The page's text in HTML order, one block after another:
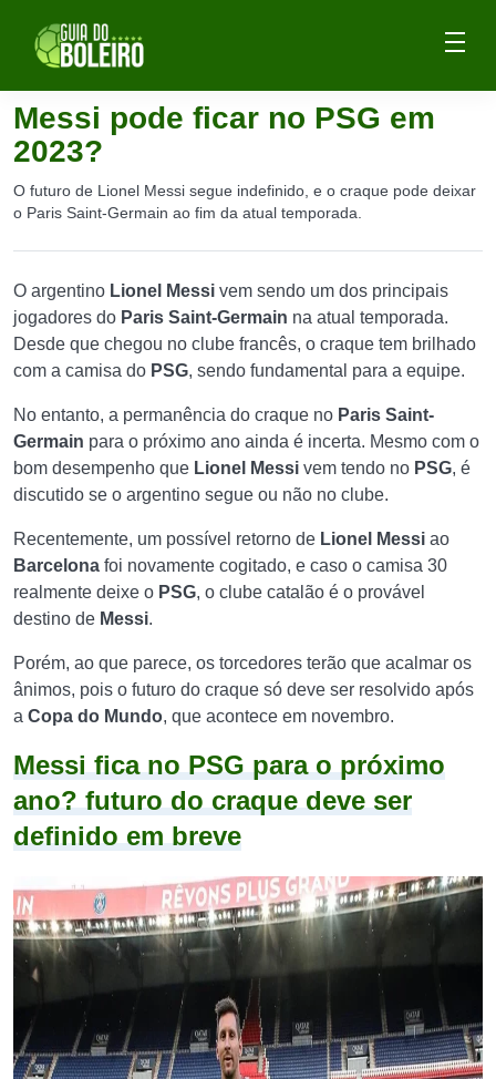
Messi pode ficar no PSG em
2023?
O futuro de Lionel Messi segue indefinido, e o craque pode deixar
o Paris Saint-Germain ao fim da atual temporada.
O argentino Lionel Messi vem sendo um dos principais
jogadores do Paris Saint-Germain na atual temporada.
Desde que chegou no clube francês, o craque tem brilhado
com a camisa do PSG, sendo fundamental para a equipe.
No entanto, a permanência do craque no Paris Saint-
Germain para o próximo ano ainda é incerta. Mesmo com o
bom desempenho que Lionel Messi vem tendo no PSG, é
discutido se o argentino segue ou não no clube.
Recentemente, um possível retorno de Lionel Messi ao
Barcelona foi novamente cogitado, e caso o camisa 30
realmente deixe o PSG, o clube catalão é o provável
destino de Messi.
Porém, ao que parece, os torcedores terão que acalmar os
ânimos, pois o futuro do craque só deve ser resolvido após
a Copa do Mundo, que acontece em novembro.
Messi fica no PSG para o próximo
ano? futuro do craque deve ser
definido em breve